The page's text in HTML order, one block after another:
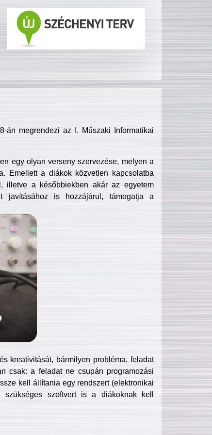
án megrendezi az I. Műszaki Informatikai
egy olyan verseny szervezése, melyen a
Emellett a diákok közvetlen kapcsolatba
illetve a későbbiekben akár az egyetem
javításához is hozzájárul, támogatja a
kreativitását, bármilyen probléma, feladat
csak: a feladat ne csupán programozási
kell állítania egy rendszert (elektronikai
szükséges szoftvert is a diákoknak kell